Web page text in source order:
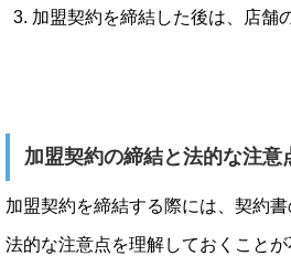
加盟契約を締結した後は、店舗
加盟契約の締結と法的な注意
加盟契約を締結する際には、契約書
法的な注意点を理解しておくことが